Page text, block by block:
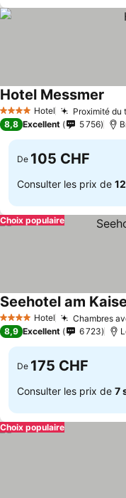
4 Étoiles Hotel Proximité du
Hotel Messmer
8,8 Excellent 5 756
De 105 CHF
Consulter les prix de
Choix populaire
4 Étoiles Hotel Chambres
Seehotel am
8,9 Excellent 6 723
De 175 CHF
Consulter les prix de 7
Choix populaire